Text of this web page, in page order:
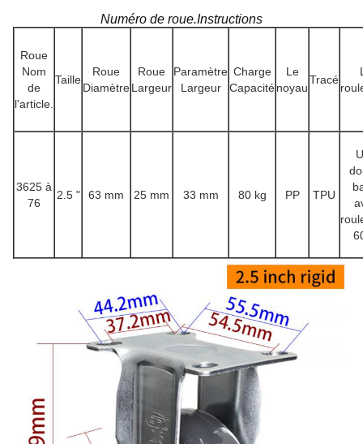
Numéro de roue.Instructions
Roue
Nom
de
l'article.
Taille
Roue
Diamètre
Roue
Largeur
Paramètre
Largeur
Charge
Capacité
Le
noyau
Tracé
3625 à
76
2.5 " 63 mm 25 mm 33 mm 80 kg PP TPU